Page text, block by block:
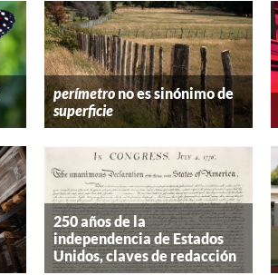
perímetrono es sinónimo de
superficie
250 años de la
independencia de Estados
Unidos, claves de redacción